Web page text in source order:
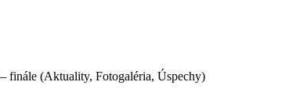
finále (Aktuality, Fotogaléria, Úspechy)